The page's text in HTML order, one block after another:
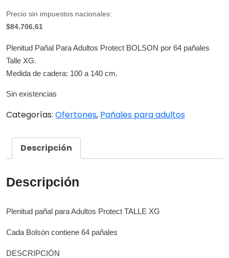
Precio sin impuestos nacionales:
$84.706,61
Plenitud Pañal Para Adultos Protect BOLSON por 64 pañales
Talle XG.
Medida de cadera: 100 a 140 cm.
Sin existencias
Categorías: Ofertones, Pañales para adultos
Descripción
Descripción
Plenitud pañal para Adultos Protect TALLE XG
Cada Bolsón contiene 64 pañales
DESCRIPCIÓN